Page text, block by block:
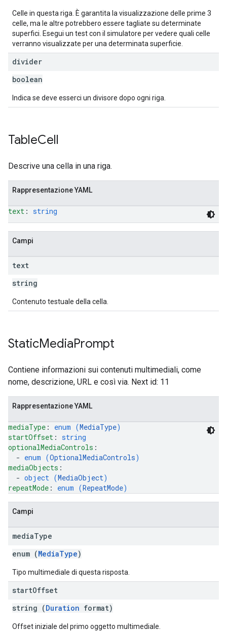
Celle in questa riga. È garantita la visualizzazione delle prime 3
celle, ma le altre potrebbero essere tagliate su determinate
superfici. Esegui un test con il simulatore per vedere quali celle
verranno visualizzate per una determinata superficie.
divider
boolean
Indica se deve esserci un divisore dopo ogni riga.
TableCell
Descrive una cella in una riga.
Rappresentazione YAML
text : string
Campi
text
string
Contenuto testuale della cella.
StaticMediaPrompt
Contiene informazioni sui contenuti multimediali, come
nome, descrizione, URL e così via. Next id: 11
Rappresentazione YAML
mediaType : enum (MediaType)
startOffset : string
optionalMediaControls :
  -
enum (OptionalMediaControls)
mediaObjects :
  -
object (MediaObject)
repeatMode : enum (RepeatMode)
Campi
mediaType
enum (MediaType)
Tipo multimediale di questa risposta.
startOffset
string (Duration format)
Offset iniziale del primo oggetto multimediale.